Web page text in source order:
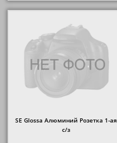
SE Glossa Алюминий Розетка 1-ая
с/з